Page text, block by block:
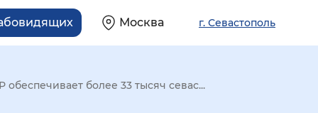
Москва г. Севастополь
более 33 тысяч севас...